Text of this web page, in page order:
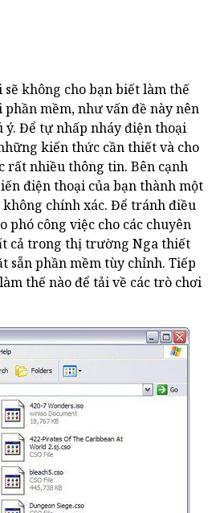
không cho bạn biết làm thế
phần mềm, như vấn đề này nên
ý. Để tự nhấp nháy điện thoại
kiến thức cần thiết và cho
rất nhiều thông tin. Bên cạnh
điện thoại của bạn thành một
chính xác. Để tránh điều
phó công việc cho các chuyên
cả trong thị trường Nga thiết
sẵn phần mềm tùy chỉnh. Tiếp
thế nào để tải về các trò chơi